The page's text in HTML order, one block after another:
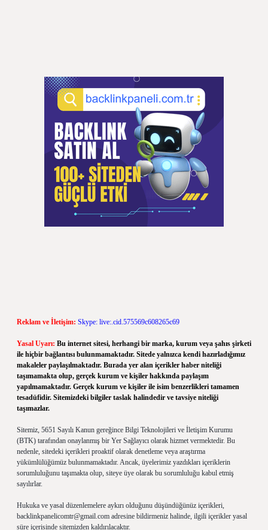
Reklam ve İletişim: Skype: live:.cid.575569c608265c69
Yasal Uyarı: Bu internet sitesi, herhangi bir marka, kurum veya şahıs şirketi
ile hiçbir bağlantısı bulunmamaktadır. Sitede yalnızca kendi hazırladığımız
makaleler paylaşılmaktadır. Burada yer alan içerikler haber niteliği
taşımamakta olup, gerçek kurum ve kişiler hakkında paylaşım
yapılmamaktadır. Gerçek kurum ve kişiler ile isim benzerlikleri tamamen
tesadüfidir. Sitemizdeki bilgiler taslak halindedir ve tavsiye niteliği
taşımazlar.
Sitemiz, 5651 Sayılı Kanun gereğince Bilgi Teknolojileri ve İletişim Kurumu
(BTK) tarafından onaylanmış bir Yer Sağlayıcı olarak hizmet vermektedir. Bu
nedenle, sitedeki içerikleri proaktif olarak denetleme veya araştırma
yükümlülüğümüz bulunmamaktadır. Ancak, üyelerimiz yazdıkları içeriklerin
sorumluluğunu taşımakta olup, siteye üye olarak bu sorumluluğu kabul etmiş
sayılırlar.
Hukuka ve yasal düzenlemelere aykırı olduğunu düşündüğünüz içerikleri,
backlinkpanelicomtr@gmail.com adresine bildirmeniz halinde, ilgili içerikler yasal
süre içerisinde sitemizden kaldırılacaktır.